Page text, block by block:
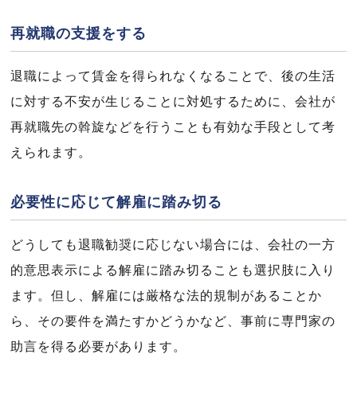
再就職の支援をする
退職によって賃金を得られなくなることで、後の生活
に対する不安が生じることに対処するために、会社が
再就職先の斡旋などを行うことも有効な手段として考
えられます。
必要性に応じて解雇に踏み切る
どうしても退職勧奨に応じない場合には、会社の一方
的意思表示による解雇に踏み切ることも選択肢に入り
ます。但し、解雇には厳格な法的規制があることか
ら、その要件を満たすかどうかなど、事前に専門家の
助言を得る必要があります。